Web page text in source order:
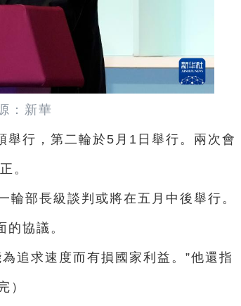
：新華
舉行，第二輪於5月1日舉行。兩次會
。
部長級談判或將在五月中後舉行。
協議。
追求速度而有損國家利益。”他還指
）